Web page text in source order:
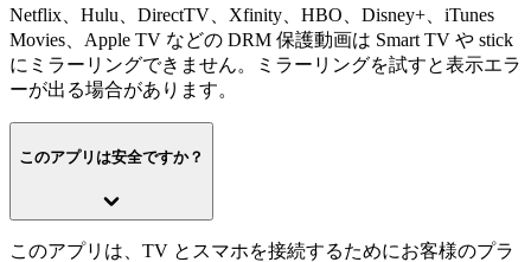
Netflix、Hulu、DirectTV、Xfinity、HBO、Disney+、iTunes
Movies、Apple TV などの DRM 保護動画は Smart TV や stick
にミラーリングできません。ミラーリングを試すと表示エラ
ーが出る場合があります。
このアプリは安全ですか？
このアプリは、TV とスマホを接続するためにお客様のプラ